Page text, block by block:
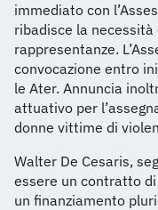
immediato con
ribadisce la
rappresentanze.
convocazione entro
le Ater. Annuncia
attuativo per
donne vittime di
Walter De Cesaris,
essere un contratto
un finanziamento